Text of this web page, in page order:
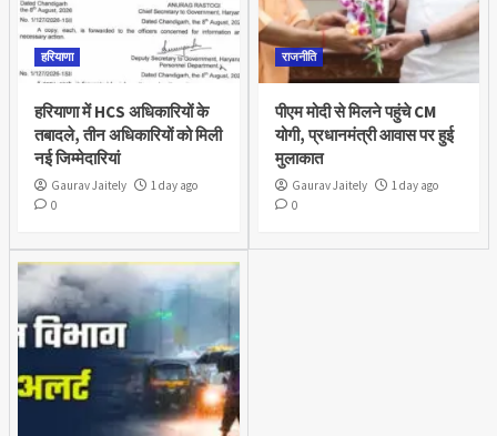
हरियाणा
हरियाणा में HCS अधिकारियों के
तबादले, तीन अधिकारियों को मिली
नई जिम्मेदारियां
Gaurav Jaitely
1 day ago
0
राजनीति
पीएम मोदी से मिलने पहुंचे CM
योगी, प्रधानमंत्री आवास पर हुई
मुलाकात
Gaurav Jaitely
1 day ago
0